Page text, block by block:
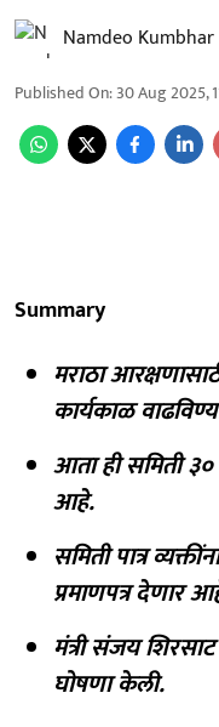
Namdeo Kumbhar
Published On:30 Aug 2025,
Summary
मराठा
कार्यकाळ
आता ही समिती
आहे.
समिती पात्र
प्रमाणपत्र देणार
मंत्री संजय
घोषणा केली.